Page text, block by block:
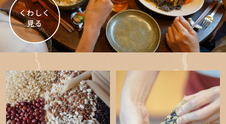
くわしく
見る